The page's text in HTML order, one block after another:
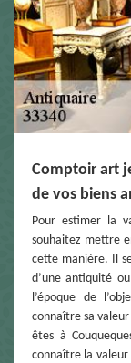
Comptoir art
de vos biens
Pour estimer la
souhaitez mettre
cette manière. Il
d’une antiquité
l’époque de
connaître sa
êtes à
connaître la valeur